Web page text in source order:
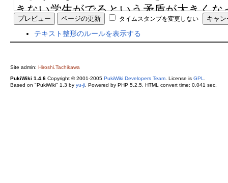
タイムスタンプを変更しない
テキスト整形のルールを表示する
Site admin: Hiroshi.Tachikawa
PukiWiki 1.4.6Copyright © 2001-2005 PukiWiki Developers Team. License is GPL
Based on "PukiWiki" 1.3 by yu-ji. Powered by PHP 5.2.5. HTML convert time: 0.041 sec.